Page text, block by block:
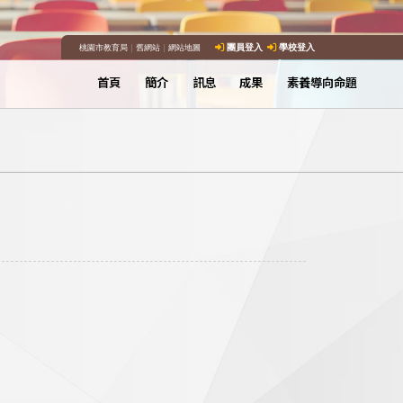
桃園市教育局｜ 舊網站｜ 網站地圖 團員登入 學校登入
首頁 簡介 訊息 成果 素養導向命題